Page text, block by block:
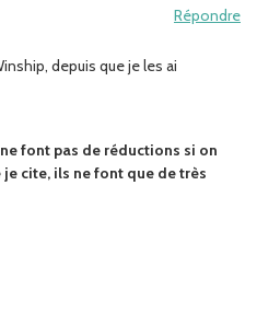
Répondre
depuis que je les ai
font pas de réductions si on
cite, ils ne font que de très